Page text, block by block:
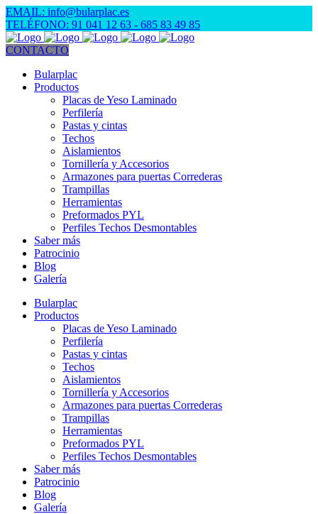
EMAIL: info@bularplac.es
TELÉFONO: 91 041 12 63 - 685 83 49 85
CONTACTO
Bularplac
Productos
Placas de Yeso Laminado
Perfilería
Pastas y cintas
Techos
Aislamientos
Tornillería y Accesorios
Armazones para puertas Correderas
Trampillas
Herramientas
Preformados PYL
Perfiles Techos Desmontables
Saber más
Patrocinio
Blog
Galería
Bularplac
Productos
Placas de Yeso Laminado
Perfilería
Pastas y cintas
Techos
Aislamientos
Tornillería y Accesorios
Armazones para puertas Correderas
Trampillas
Herramientas
Preformados PYL
Perfiles Techos Desmontables
Saber más
Patrocinio
Blog
Galería